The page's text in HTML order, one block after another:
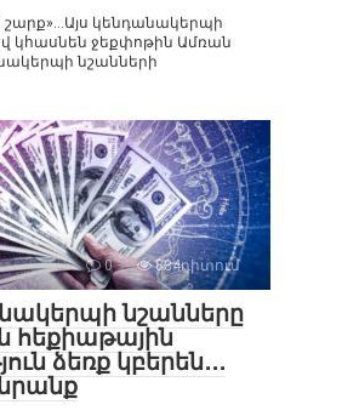
շարք»…Այս կենդանակերպի
կհասնեն ջեքփոթին Ամռան
նշանների
0 834դիտում
նշանները
հեքիաթային
ձեռք կբերեն․․․